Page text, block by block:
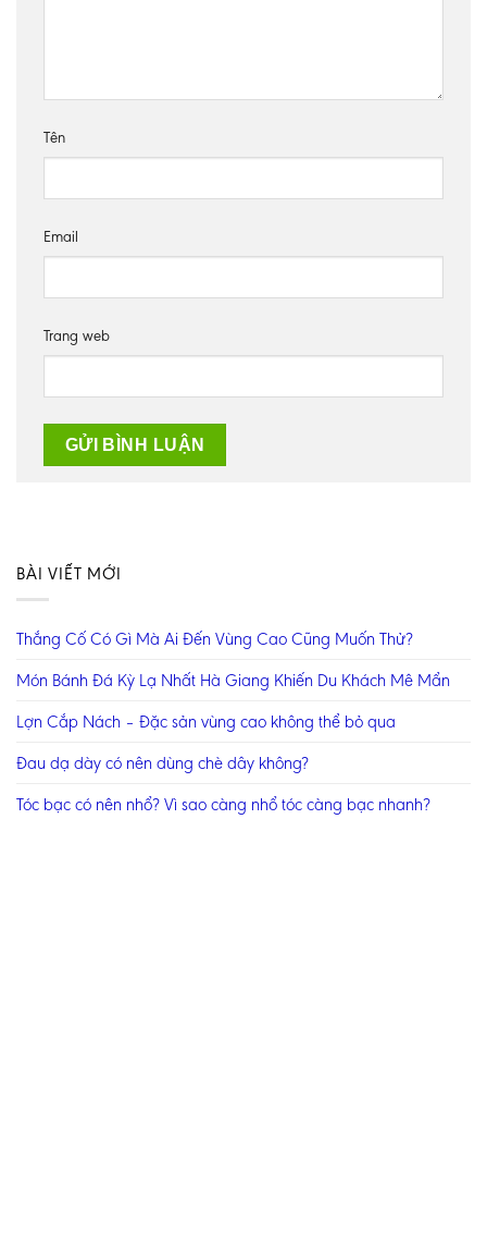
Tên
Email
Trang web
BÀI VIẾT MỚI
Thắng Cố Có Gì Mà Ai Đến Vùng Cao Cũng Muốn Thử?
Món Bánh Đá Kỳ Lạ Nhất Hà Giang Khiến Du Khách Mê Mẩn
Lợn Cắp Nách – Đặc sản vùng cao không thể bỏ qua
Đau dạ dày có nên dùng chè dây không?
Tóc bạc có nên nhổ? Vì sao càng nhổ tóc càng bạc nhanh?